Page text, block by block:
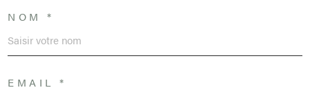
NOM *
EMAIL *